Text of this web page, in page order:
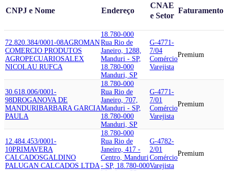
CNPJ e Nome Endereço
CNAE
e Setor
Faturamento
72.820.384/0001-08AGROMAN
COMERCIO PRODUTOS
AGROPECUARIOSALEX
NICOLAU RUFCA
18.780-000
Rua Rio de
Janeiro, 1288,
Manduri - SP,
18.780-000
Manduri, SP
G-4771-
7/04
Comércio
Varejista
Premium
30.618.006/0001-
98DROGANOVA DE
MANDURIBARBARA GARCIA
PAULA
18.780-000
Rua Rio de
Janeiro, 707,
Manduri - SP,
18.780-000
Manduri, SP
G-4771-
7/01
Comércio
Varejista
Premium
12.484.453/0001-
10PRIMAVERA
CALCADOSGALDINO
PALUGAN CALCADOS LTDA
18.780-000
Rua Rio de
Janeiro, 417 -
Centro, Manduri
- SP, 18.780-000
G-4782-
2/01
Comércio
Varejista
Premium